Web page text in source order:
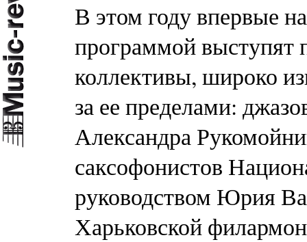
В этом году впервые
программой выступят
коллективы, широко
за ее пределами:
Александра
саксофонистов
руководством Юрия
Харьковской